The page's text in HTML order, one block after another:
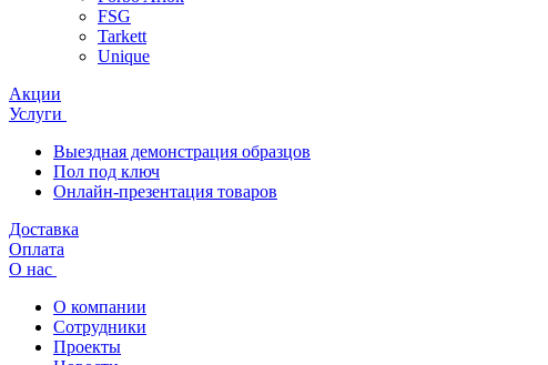
FSG
Tarkett
Unique
Акции
Услуги
Выездная демонстрация образцов
Пол под ключ
Онлайн-презентация товаров
Доставка
Оплата
О нас
О компании
Сотрудники
Проекты